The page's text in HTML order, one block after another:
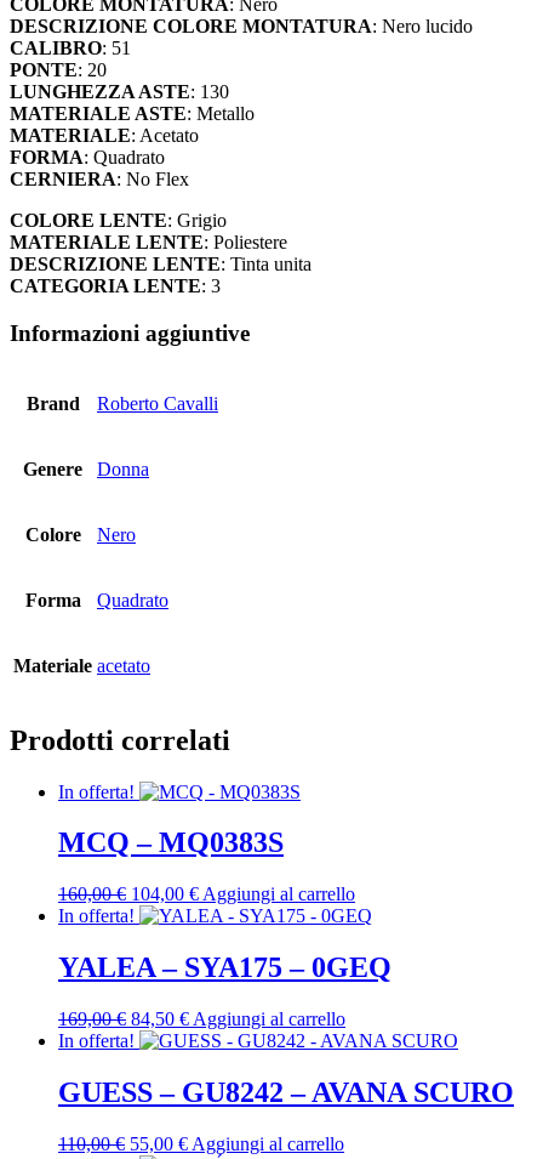
COLORE MONTATURA: Nero
DESCRIZIONE COLORE MONTATURA: Nero lucido
CALIBRO: 51
PONTE: 20
LUNGHEZZA ASTE: 130
MATERIALE ASTE: Metallo
MATERIALE: Acetato
FORMA: Quadrato
CERNIERA: No Flex
COLORE LENTE: Grigio
MATERIALE LENTE: Poliestere
DESCRIZIONE LENTE: Tinta unita
CATEGORIA LENTE: 3
Informazioni aggiuntive
Brand Roberto Cavalli
Genere Donna
Colore Nero
Forma Quadrato
Materiale acetato
Prodotti correlati
In offerta!
MCQ – MQ0383S
160,00€ Il
prezzo
era:
160,00 €.
104,00 €Il
prezzo
è:
104,00 €.
Aggiungi al carrello
In offerta!
YALEA – SYA175 – 0GEQ
169,00€ Il
prezzo
era:
169,00 €.
84,50 €Il
prezzo
è:
84,50 €.
Aggiungi al carrello
In offerta!
GUESS – GU8242 – AVANA SCURO
110,00€ Il
55,00 €IlAggiungi al carrello